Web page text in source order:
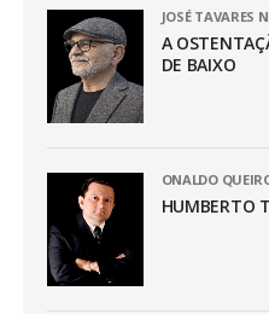
JOSÉ TAVARES
A
DE BAIXO
ONALDO
HUMBERTO